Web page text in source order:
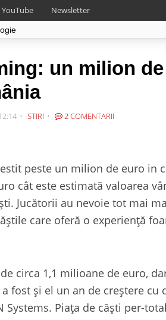
YouTube Newsletter
un milion
STIRI 2 COMENTARII
peste un milion de euro in
cât este estimată valoarea
Jucătorii au nevoie tot mai
care oferă o experiență
circa 1,1 milioane de euro,
a fost şi el un an de creştere cu
Systems. Piața de căști per-